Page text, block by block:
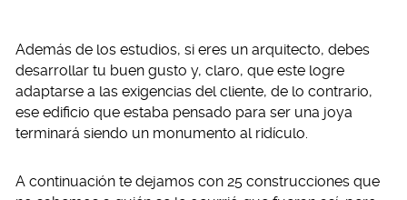
Además de los estudios, si eres un arquitecto, debes
desarrollar tu buen gusto y, claro, que este logre
adaptarse a las exigencias del cliente, de lo contrario,
ese edificio que estaba pensado para ser una joya
terminará siendo un monumento al ridículo.
A continuación te dejamos con 25 construcciones que